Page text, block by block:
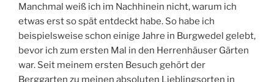
Manchmal weiß ich im Nachhinein nicht, warum ich
etwas erst so spät entdeckt habe. So habe ich
beispielsweise schon einige Jahre in Burgwedel gelebt,
bevor ich zum ersten Mal in den Herrenhäuser Gärten
war. Seit meinem ersten Besuch gehört der
Berggarten zu meinen absoluten Lieblingsorten in